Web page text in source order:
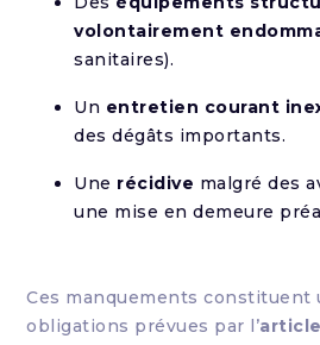
volontairement
sanitaires).
Un entretien courant
des dégâts importants.
Une récidive malgré des
une mise en demeure
Ces manquements constituent
obligations prévues par l’